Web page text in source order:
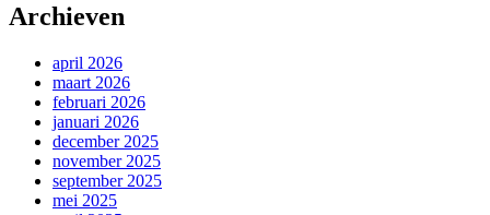
Archieven
april 2026
maart 2026
februari 2026
januari 2026
december 2025
november 2025
september 2025
mei 2025